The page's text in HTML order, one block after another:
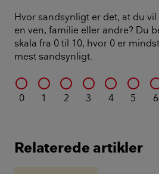
Hvor sandsynligt er det, at du
en ven, familie eller andre? Du
skala fra 0 til 10, hvor 0 er
mest sandsynligt.
0 1 2 3 4 5 6
Relaterede artikler